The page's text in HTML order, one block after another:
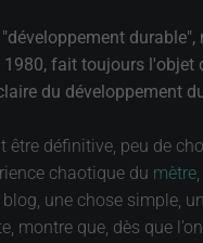
durable",
fait toujours l'objet
du développement
être définitive, peu de
chaotique du mètre
une chose simple,
montre que, dès que